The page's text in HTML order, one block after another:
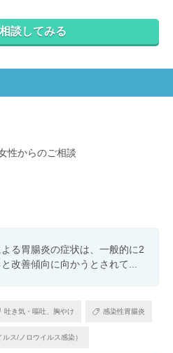
談してみる
性からのご相談
る胃腸炎の症状は、一般的に2
改善傾向に向かうとされて...
吐き気・嘔吐、胸やけ 感染性胃腸炎
ス/ノロウイルス感染）